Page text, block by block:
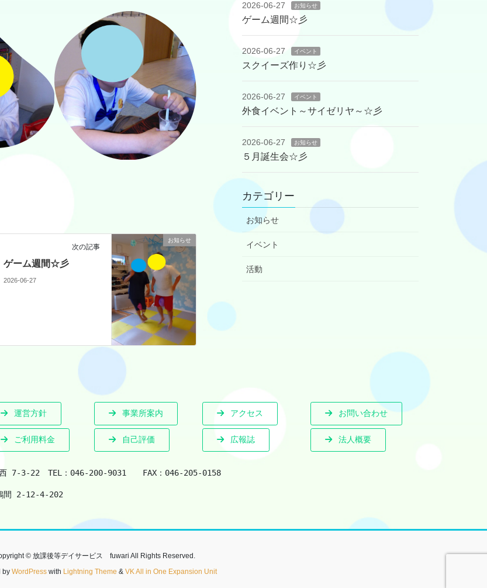
お知らせ
次の記事
ゲーム週間☆彡
2026-06-27
2026-06-27 お知らせ
ゲーム週間☆彡
2026-06-27 イベント
スクイーズ作り☆彡
2026-06-27 イベント
外食イベント～サイゼリヤ～☆彡
2026-06-27 お知らせ
５月誕生会☆彡
カテゴリー
お知らせ
イベント
活動
運営方針 事業所案内 アクセス お問い合わせ
ご利用料金 自己評価 広報誌 法人概要
西 7-3-22 TEL：046-200-9031 FAX：046-205-0158
間 2-12-4-202
© 放課後等デイサービス fuwari All Rights Reserved.
by WordPresswith Lightning Theme & VK All in One Expansion Unit